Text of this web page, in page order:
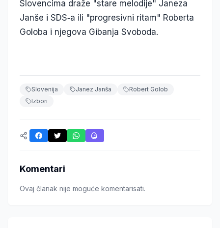
Slovencima draže "stare melodije" Janeza
Janše i SDS‑a ili "progresivni ritam" Roberta
Goloba i njegova Gibanja Svoboda.
Slovenija Janez Janša
Robert Golob
Izbori
Komentari
Ovaj članak nije moguće komentarisati.